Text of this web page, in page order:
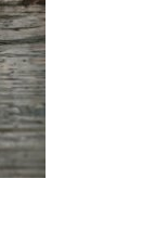
жару
ускорить
мусорных
и уборку